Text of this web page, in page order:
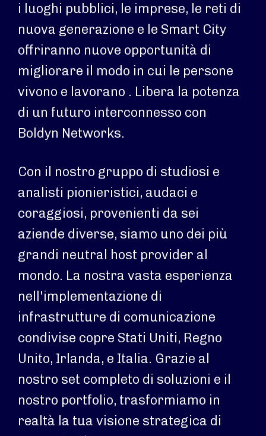
i luoghi pubblici, le imprese, le reti di
nuova generazione e le Smart City
offriranno nuove opportunità di
migliorare il modo in cui le persone
vivono e lavorano . Libera la potenza
di un futuro interconnesso con
Boldyn Networks.
Con il nostro gruppo di studiosi e
analisti pionieristici, audaci e
coraggiosi, provenienti da sei
aziende diverse, siamo uno dei più
grandi neutral host provider al
mondo. La nostra vasta esperienza
nell'implementazione di
infrastrutture di comunicazione
condivise copre Stati Uniti, Regno
Unito, Irlanda, e Italia. Grazie al
nostro set completo di soluzioni e il
nostro portfolio, trasformiamo in
realtà la tua visione strategica di